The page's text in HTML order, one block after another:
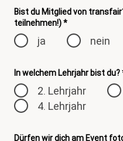
Bist du Mitglied von
teilnehmen!) *
ja nein
In
2. Lehrjahr
4. Lehrjahr
Dürfen wir dich am Event